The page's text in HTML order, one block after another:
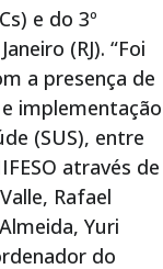
e do 3º
(RJ). “Foi
a presença de
implementação
(SUS), entre
através de
Rafael
Yuri
do